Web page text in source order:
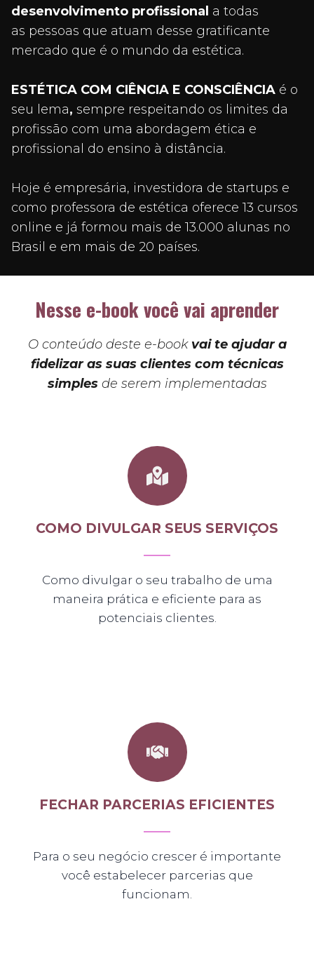
desenvolvimento profissional a todas
as pessoas que atuam desse gratificante
mercado que é o mundo da estética.
ESTÉTICA COM CIÊNCIA E CONSCIÊNCIA é o
seu lema, sempre respeitando os limites da
profissão com uma abordagem ética e
profissional do ensino à distância.
Hoje é empresária, investidora de startups e
como professora de estética oferece 13 cursos
online e já formou mais de 13.000 alunas no
Brasil e em mais de 20 países.
Nesse e-book você vai aprender
O conteúdo deste e-book vai te ajudar a
fidelizar as suas clientes com técnicas
simplesde serem implementadas
COMO DIVULGAR SEUS SERVIÇOS
Como divulgar o seu trabalho de uma
maneira prática e eficiente para as
potenciais clientes.
FECHAR PARCERIAS EFICIENTES
Para o seu negócio crescer é importante
você estabelecer parcerias que
funcionam.